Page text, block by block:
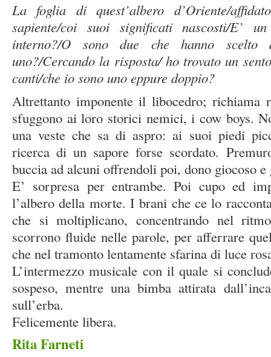
La foglia di quest’albero d’Oriente/
sapiente/coi suoi significati nascosti/E’
interno?/O sono due che hanno scelto
uno?/Cercando la risposta/ ho trovato un
canti/che io sono uno eppure doppio?
Altrettanto imponente il libocedro;
sfuggono ai loro storici nemici, i cow boys.
una veste che sa di aspro: ai suoi piedi
ricerca di un sapore forse scordato.
buccia ad alcuni offrendoli poi, dono giocoso
E’ sorpresa per entrambe. Poi cupo ed
l’albero della morte. I brani che ce lo
che si moltiplicano, concentrando nel
scorrono fluide nelle parole, per afferrare
che nel tramonto lentamente sfarina di luce
L’intermezzo musicale con il quale si
sospeso, mentre una bimba attirata
sull’erba.
Felicemente libera.
Rita Farneti